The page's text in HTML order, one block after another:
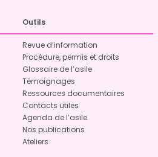
Outils
Revue d’information
Procédure, permis et droits
Glossaire de l’asile
Témoignages
Ressources documentaires
Contacts utiles
Agenda de l’asile
Nos publications
Ateliers